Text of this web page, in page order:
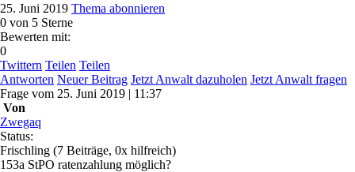
25. Juni 2019 Thema abonnieren
0 von 5 Sterne
Bewerten mit:
0
Twittern Teilen Teilen
Antworten Neuer Beitrag Jetzt Anwalt dazuholen Jetzt Anwalt fragen
Frage vom 25. Juni 2019 | 11:37
Von
Zwegaq
Status:
Frischling (7 Beiträge, 0x hilfreich)
153a StPO ratenzahlung möglich?